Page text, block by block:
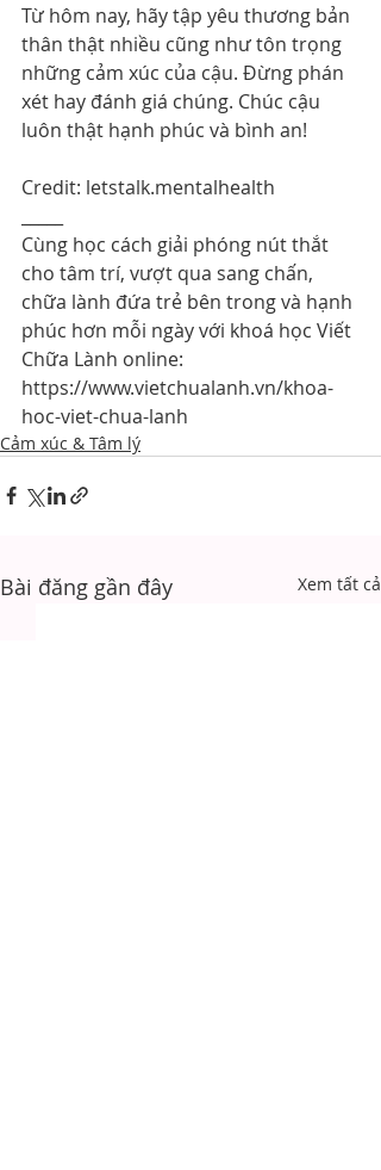
Từ hôm nay, hãy tập yêu thương bản
thân thật nhiều cũng như tôn trọng
những cảm xúc của cậu. Đừng phán
xét hay đánh giá chúng. Chúc cậu
luôn thật hạnh phúc và bình an!
Credit: letstalk.mentalhealth
Cùng học cách giải phóng nút thắt
cho tâm trí, vượt qua sang chấn,
chữa lành đứa trẻ bên trong và hạnh
phúc hơn mỗi ngày với khoá học Viết
Chữa Lành online:
https://www.vietchualanh.vn/khoa-
hoc-viet-chua-lanh
Cảm xúc & Tâm lý
Bài đăng gần đây Xem tất cả